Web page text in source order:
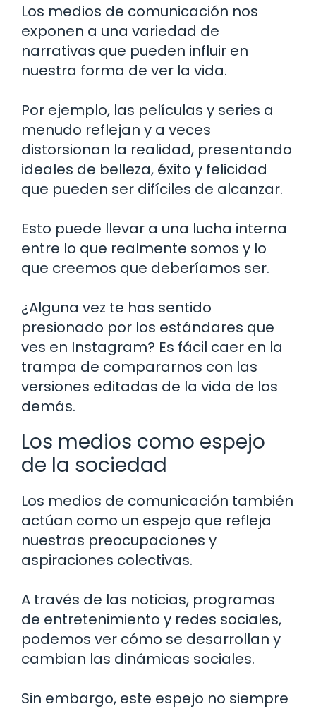
Los medios de comunicación nos
exponen a una variedad de
narrativas que pueden influir en
nuestra forma de ver la vida.
Por ejemplo, las películas y series a
menudo reflejan y a veces
distorsionan la realidad, presentando
ideales de belleza, éxito y felicidad
que pueden ser difíciles de alcanzar.
Esto puede llevar a una lucha interna
entre lo que realmente somos y lo
que creemos que deberíamos ser.
¿Alguna vez te has sentido
presionado por los estándares que
ves en Instagram? Es fácil caer en la
trampa de compararnos con las
versiones editadas de la vida de los
demás.
Los medios como espejo
de la sociedad
Los medios de comunicación también
actúan como un espejo que refleja
nuestras preocupaciones y
aspiraciones colectivas.
A través de las noticias, programas
de entretenimiento y redes sociales,
podemos ver cómo se desarrollan y
cambian las dinámicas sociales.
Sin embargo, este espejo no siempre